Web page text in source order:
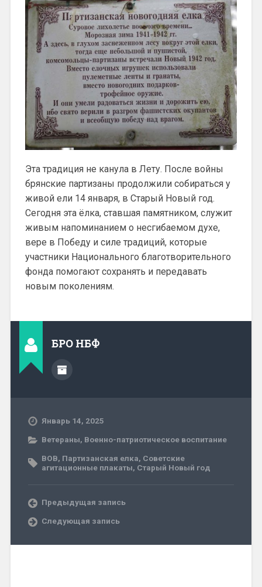
Эта традиция не канула в Лету. После войны
брянские партизаны продолжили собираться у
живой ели 14 января, в Старый Новый год.
Сегодня эта ёлка, ставшая памятником, служит
живым напоминанием о несгибаемом духе,
вере в Победу и силе традиций, которые
участники Национального благотворительного
фонда помогают сохранять и передавать
новым поколениям.
БРО НБФ
Январь 14, 2025
Ветераны, Военно-патриотическое воспитание
ВОВ, Партизанская елка, Советские
агитационные плакаты, Старый Новый год
Предыдущая запись
Следующая запись